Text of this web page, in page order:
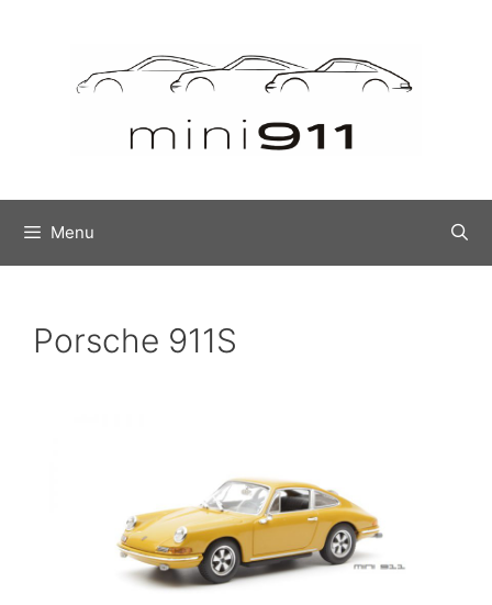
Menu
Porsche 911S